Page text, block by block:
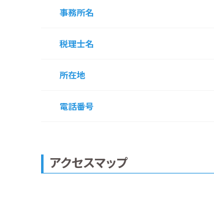
事務所名
税理士名
所在地
電話番号
アクセスマップ